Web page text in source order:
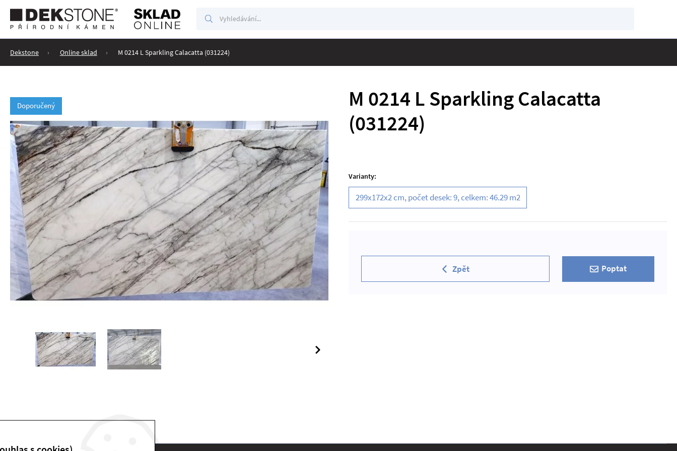
Vyhledávání
Vyhledávání
Dekstone Online sklad M 0214 L Sparkling Calacatta (031224)
M 0214 L Sparkling Calacatta
(031224)
Doporučený
Varianty:
299x172x2 cm, počet desek: 9, celkem: 46.29 m2
Poptat
Zpět